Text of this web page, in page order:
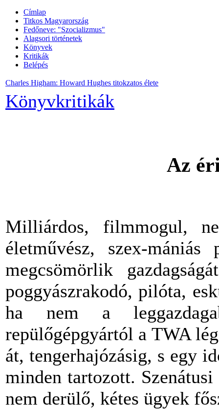
Címlap
Titkos Magyarország
Fedőneve: "Szocializmus"
Alagsori történetek
Könyvek
Kritikák
Belépés
Charles Higham: Howard Hughes titokzatos élete
Könyvkritikák
Az
Milliárdos, filmmogul,
életművész, szex-mániás
megcsömörlik
poggyászrakodó,pilóta,
ha nem a
repülőgépgyártól a TWA
át, tengerhajózásig, s egy
minden tartozott. Szenátusi
nem derülő, kétes ügyek